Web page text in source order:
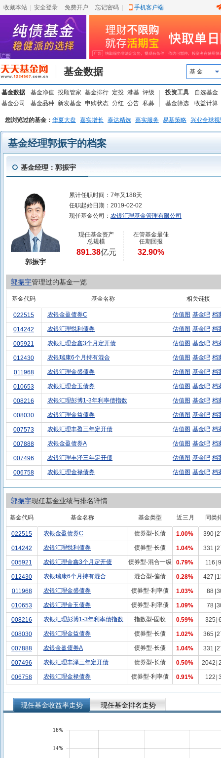
收藏本站 安全登录 免费开户 忘记密码 手机客户端
基金数据 基 金
基金数据 基金净值 投顾管家 基金排行 定投 港基 评级
基金公司
基金品种 新发基金 申购状态 分红 公告 私募
投资工具
自选基金
基金筛选
收益计算
您浏览过的基金： 华夏大盘 嘉实增长 泰达精选 嘉实服务 易基策略 兴业全球
基金经理郭振宇的档案
基金经理：郭振宇
郭振宇
累计任职时间： 7年又188天
任职起始日期： 2019-02-02
现任基金公司： 农银汇理基金管理有限公司
现任基金资产
总规模
891.38亿元
在管基金最佳
任期回报
32.90%
郭振宇管理过的基金一览
基金代码 基金名称 相关链接
022515 农银金盈债券C 估值图 基金吧 档
014242 农银汇理悦利债券 估值图 基金吧 档
005921 农银汇理金鑫3个月定开债 估值图 基金吧 档
012430 农银瑞康6个月持有混合 估值图 基金吧 档
011968 农银汇理金盛债券 估值图 基金吧 档
010653 农银汇理金玉债券 估值图 基金吧 档
008216 农银汇理彭博1-3年利率债指数 估值图 基金吧 档
008030 农银汇理金益债券 估值图 基金吧 档
007573 农银汇理丰盈三年定开债 估值图 基金吧 档
007888 农银金盈债券A 估值图 基金吧 档
007496 农银汇理丰泽三年定开债 估值图 基金吧 档
006758 农银汇理金禄债券 估值图 基金吧 档
郭振宇现任基金业绩与排名详情
基金代码 基金名称 基金类型 近三月 同类
022515 农银金盈债券C 债券型-长债 1.00% 390
014242 农银汇理悦利债券 债券型-长债 1.04% 331
005921 农银汇理金鑫3个月定开债 债券型-混合一级 0.79% 116
012430 农银瑞康6个月持有混合 混合型-偏债 0.28% 427
011968 农银汇理金盛债券 债券型-利率债 1.03% 88
010653 农银汇理金玉债券 债券型-利率债 1.09% 78
008216 农银汇理彭博1-3年利率债指数 指数型-固收 0.59% 325
008030 农银汇理金益债券 债券型-长债 1.02% 365
007888 农银金盈债券A 债券型-长债 1.04% 331
007496 农银汇理丰泽三年定开债 债券型-长债 0.50% 2042
006758 农银汇理金禄债券 债券型-利率债 0.91% 122
现任基金收益率走势 现任基金排名走势
14%
16%